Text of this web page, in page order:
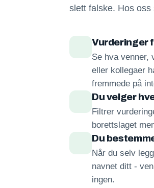
slett falske. Hos
Vurderinger
Se hva venner,
eller kollegaer
fremmede på
Du velger
Filtrer
borettslaget
Du
Når du selv
navnet ditt -
ingen.